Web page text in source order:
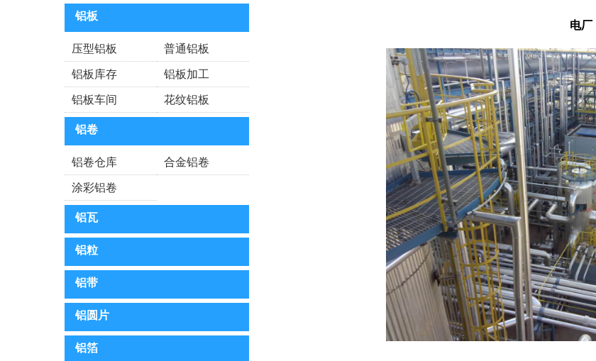
买铝板，铝卷板优选泉城
铝卷的压力承受能力
铝卷的压力承受能力
俄铝完成首次发行6亿美
公司新闻公司新闻公司新
公司简介
铝板
压型铝板 普通铝板
铝板库存 铝板加工
铝板车间 花纹铝板
铝卷
铝卷仓库 合金铝卷
涂彩铝卷
铝瓦
铝粒
铝带
铝圆片
铝箔
电厂